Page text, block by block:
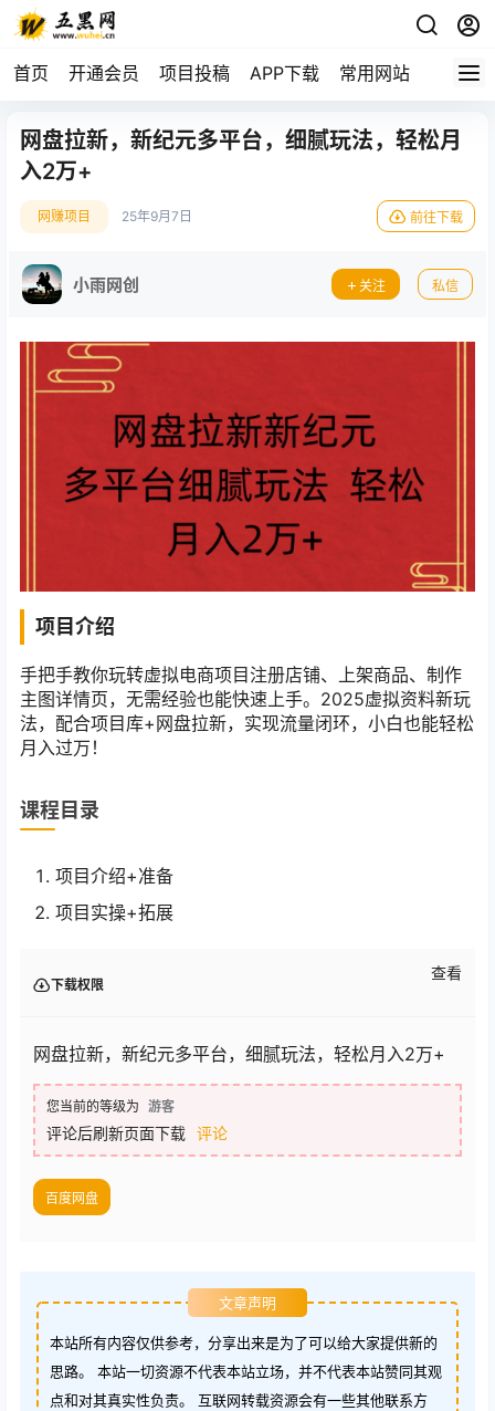
首页 开通会员 项目投稿 APP下载 常用网站
网盘拉新，新纪元多平台，细腻玩法，轻松月
入2万+
网赚项目 25年9月7日 前往下载
小雨网创 关注 私信
项目介绍
手把手教你玩转虚拟电商项目注册店铺、上架商品、制作
主图详情页，无需经验也能快速上手。2025虚拟资料新玩
法，配合项目库+网盘拉新，实现流量闭环，小白也能轻松
月入过万！
课程目录
项目介绍+准备
项目实操+拓展
下载权限
查看
网盘拉新，新纪元多平台，细腻玩法，轻松月入2万+
您当前的等级为 游客
评论后刷新页面下载 评论
百度网盘
文章声明
本站所有内容仅供参考，分享出来是为了可以给大家提供新的
思路。 本站一切资源不代表本站立场，并不代表本站赞同其观
点和对其真实性负责。 互联网转载资源会有一些其他联系方